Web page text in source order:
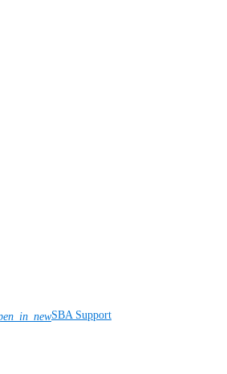
SBA Support